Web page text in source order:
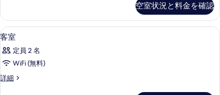
の
写
真
を
表
示
細
空室状況と料金を確認
客
室
の
す
べ
低刺激性寝具、ミニバー、セーフテ
1
客室
定員 2 名
WiFi (無料)
詳細
客